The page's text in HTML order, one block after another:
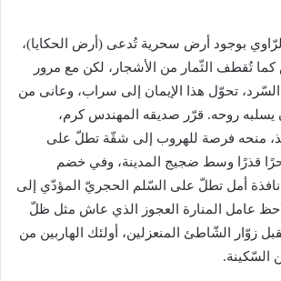
بوجود أرض سحرية تُدعى ( أرض الحكايا)،
تُقطف الثّمار من الأشجار، لكن مع مرور
السّرد، تحوّل هذا الإيمان إلى سراب، وعانى من
يسلبه روحه. قرّر صديقه المهندس كرم،
منحه فرصة للهروب إلى شقّة تطلّ على
جحرًا قذرًا وسط ضجيج المدينة، وفي خضم
نافذة أمل تطلّ على السّلم الحجريّ المؤدّي إلى
عامل المنارة العجوز الذي عاش مثل ظلّ
زوّار الشّاطئ المنعزلين، أولئك الهاربين من
السّكينة.